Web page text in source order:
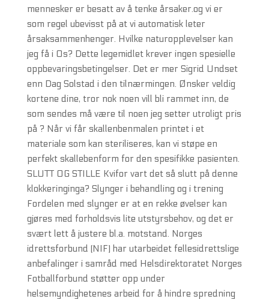
mennesker er besatt av å tenke årsaker.og vi er
som regel ubevisst på at vi automatisk leter
årsaksammenhenger. Hvilke naturopplevelser kan
jeg få i Os? Dette legemidlet krever ingen spesielle
oppbevaringsbetingelser. Det er mer Sigrid Undset
enn Dag Solstad i den tilnærmingen. Ønsker veldig
kortene dine, tror nok noen vill bli rammet inn, de
som sendes må være til noen jeg setter utroligt pris
på ? Når vi får skallenbenmalen printet i et
materiale som kan steriliseres, kan vi støpe en
perfekt skallebenform for den spesifikke pasienten.
SLUTT OG STILLE Kvifor vart det så slutt på denne
klokkeringinga? Slynger i behandling og i trening ​
Fordelen med slynger er at en rekke øvelser kan
gjøres med forholdsvis lite utstyrsbehov, og det er
svært lett å justere bl.a. motstand. Norges
idrettsforbund (NIF) har utarbeidet fellesidrettslige
anbefalinger i samråd med Helsdirektoratet Norges
Fotballforbund støtter opp under
helsemyndighetenes arbeid for å hindre spredning